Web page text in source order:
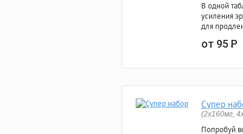
В одной
усиления
для
от 95Р
Супер
(2х160мг,
Попробуй